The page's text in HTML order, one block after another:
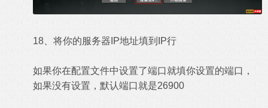
18、将你的服务器IP地址填到IP行
如果你在配置文件中设置了端口就填你设置的端口，
如果没有设置，默认端口就是26900